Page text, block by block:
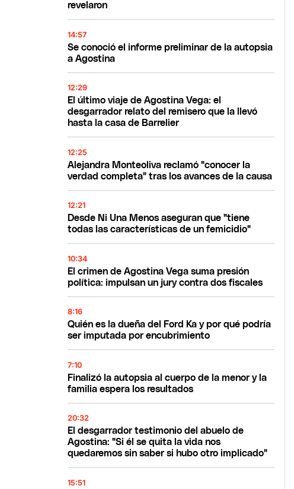
revelaron
14:57
Se conoció el informe preliminar de la autopsia
a Agostina
12:29
El último viaje de Agostina Vega: el
desgarrador relato del remisero que la llevó
hasta la casa de Barrelier
12:25
Alejandra Monteoliva reclamó "conocer la
verdad completa" tras los avances de la causa
12:21
Desde Ni Una Menos aseguran que "tiene
todas las características de un femicidio"
10:34
El crimen de Agostina Vega suma presión
política: impulsan un jury contra dos fiscales
8:16
Quién es la dueña del Ford Ka y por qué podría
ser imputada por encubrimiento
7:10
Finalizó la autopsia al cuerpo de la menor y la
familia espera los resultados
20:32
El desgarrador testimonio del abuelo de
Agostina: "Si él se quita la vida nos
quedaremos sin saber si hubo otro implicado"
15:51